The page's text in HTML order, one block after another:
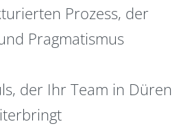
Prozess, der
Pragmatismus
der Ihr Team in Düren